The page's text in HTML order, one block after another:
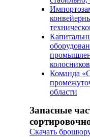
Команда
области
Запасные
Скачать